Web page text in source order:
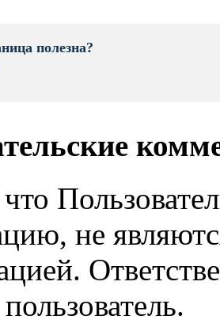
полезна?
не